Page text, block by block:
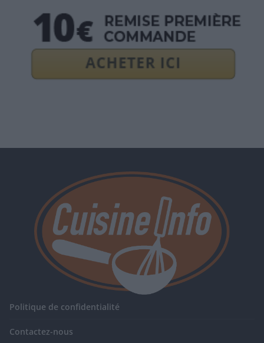
Politique de confidentialité
Contactez-nous